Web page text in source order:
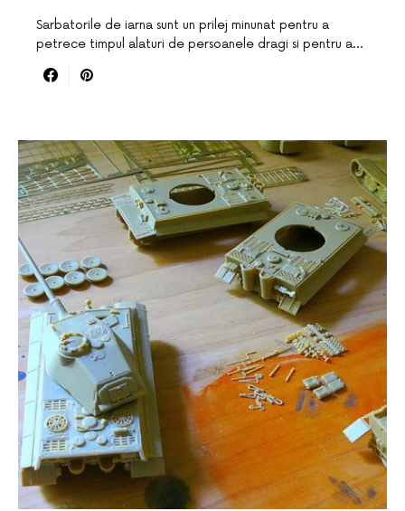
Sarbatorile de iarna sunt un prilej minunat pentru a
petrece timpul alaturi de persoanele dragi si pentru a…